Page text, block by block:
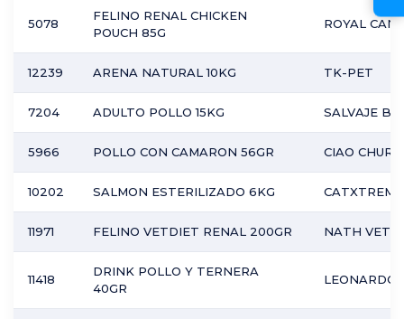
5078
FELINO RENAL CHICKEN
POUCH 85G
ROYAL
12239 ARENA NATURAL 10KG TK-PET
7204 ADULTO POLLO 15KG SALVAJE
5966 POLLO CON CAMARON 56GR CIAO CHURU
10202 SALMON ESTERILIZADO 6KG CATXTREME
11971 FELINO VETDIET RENAL 200GR NATH VET
11418
DRINK POLLO Y TERNERA
40GR
LEONARDO